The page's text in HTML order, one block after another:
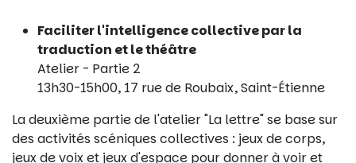
Faciliter l'intelligence collective par la
traduction et le théâtre
Atelier - Partie 2
13h30-15h00, 17 rue de Roubaix, Saint-Étienne
La deuxième partie de l'atelier "La lettre" se base sur
des activités scéniques collectives : jeux de corps,
jeux de voix et jeux d'espace pour donner à voir et